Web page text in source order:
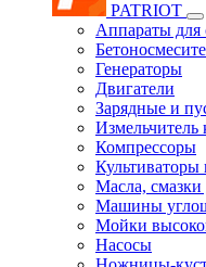
PATRIOT
Аппараты
Генераторы
Двигатели
Зарядные и
Измельчитель
Компрессоры
Масла, смазки
Машины
Мойки
Насосы